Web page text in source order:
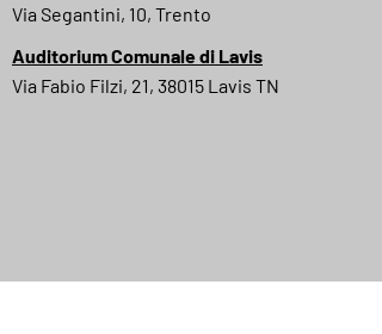
Via Segantini, 10, Trento
Auditorium Comunale di Lavis
Via Fabio Filzi, 21, 38015 Lavis TN